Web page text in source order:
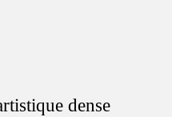
dense